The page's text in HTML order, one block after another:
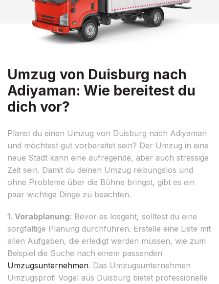
Umzug von Duisburg nach
Adiyaman: Wie bereitest du
dich vor?
Planst du einen Umzug von Duisburg nach Adiyaman
und möchtest gut vorbereitet sein? Der Umzug in eine
neue Stadt kann eine aufregende, aber auch stressige
Zeit sein. Damit du deinen Umzug reibungslos und
ohne Probleme über die Bühne bringst, gibt es ein
paar wichtige Dinge zu beachten.
1. Vorabplanung: Bevor es losgeht, solltest du eine
sorgfältige Planung durchführen. Erstelle eine Liste mit
allen Aufgaben, die erledigt werden müssen, wie zum
Beispiel die Suche nach einem passenden
Umzugsunternehmen. Das Umzugsunternehmen
Umzugsprofi Vogel aus Duisburg bietet professionelle